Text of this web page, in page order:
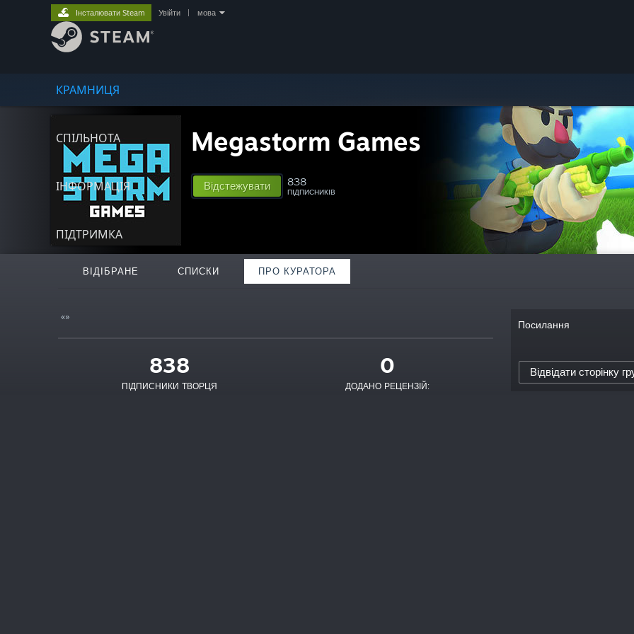
КРАМНИЦЯ
СПІЛЬНОТА
ІНФОРМАЦІЯ
ПІДТРИМКА
Інсталювати Steam Увійти мова
Megastorm Games
Відстежувати 838
ПІДПИСНИКІВ
ВІДІБРАНЕ СПИСКИ ПРО КУРАТОРА
«»
838
ПІДПИСНИКИ ТВОРЦЯ
0
ДОДАНО РЕЦЕНЗІЙ:
Посилання
Відвідати сторінку